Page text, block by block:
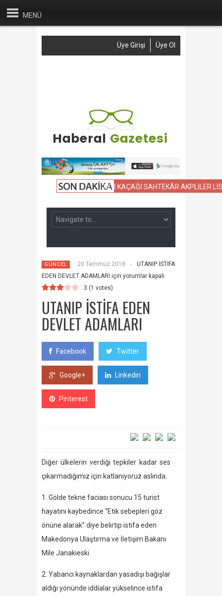
MENÜ
Üye Girişi Üye Ol
DİKKATİNE; ASKER KAÇAĞI SAHTEKÂR AKPLİLER LİSTESİ
GÜNCEL 20 Temmuz 2018 -
UTANIP İSTİFA
EDEN DEVLET ADAMLARI için yorumlar kapalı
3 (1 votes)
UTANIP İSTİFA EDEN
DEVLET ADAMLARI
Facebook Twitter
Google+ Linkedin
Pinterest
Diğer ülkelerin verdiği tepkiler kadar ses
çıkarmadığımız için katlanıyoruz aslında.
1. Gölde tekne faciası sonucu 15 turist
hayatını kaybedince “Etik sebepleri göz
önüne alarak” diye belirtip istifa eden
Makedonya Ulaştırma ve İletişim Bakanı
Mile Janakieski
2. Yabancı kaynaklardan yasadışı bağışlar
aldığı yönünde iddialar yükselince istifa